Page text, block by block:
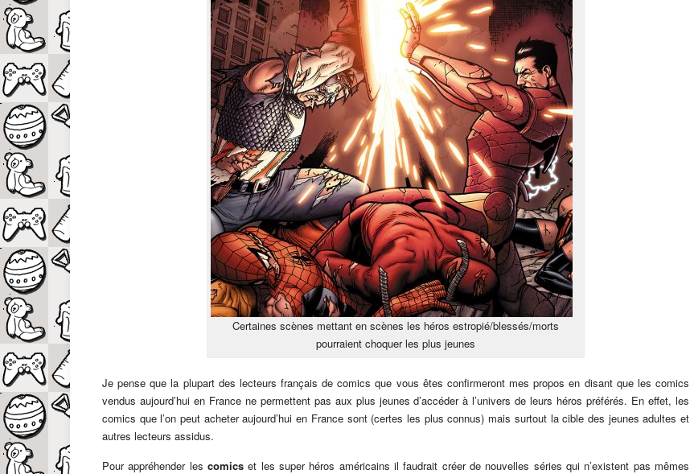
Certaines scènes mettant en scènes les héros estropié/blessés/morts
pourraient choquer les plus jeunes
Je pense que la plupart des lecteurs français de comics que vous êtes confirmeront mes propos en disant que les comics
vendus aujourd’hui en France ne permettent pas aux plus jeunes d’accéder à l’univers de leurs héros préférés. En effet, les
comics que l’on peut acheter aujourd’hui en France sont (certes les plus connus) mais surtout la cible des jeunes adultes et
autres lecteurs assidus.
Pour appréhender les comics et les super héros américains il faudrait créer de nouvelles séries qui n’existent pas mêmes